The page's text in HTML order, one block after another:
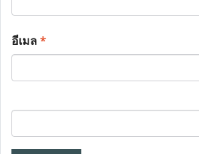
อีเมล*